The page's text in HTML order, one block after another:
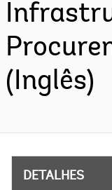
(Inglês)
DETALHES